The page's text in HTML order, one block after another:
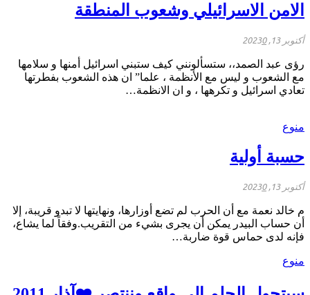
الامن الاسرائيلي وشعوب المنطقة
أكتوبر 13, 2023 0
رؤى عبد الصمد،، ستسألونني كيف ستبني اسرائيل أمنها و سلامها
مع الشعوب و ليس مع الأنظمة ، علما” ان هذه الشعوب بفطرتها
تعادي اسرائيل و تكرهها ، و ان الانظمة…
منوع
حسبة أولية
أكتوبر 13, 2023 0
م خالد نعمة مع أن الحرب لم تضع أوزارها، ونهايتها لا تبدو قريبة، إلا
أن حساب البيدر يمكن أن يجرى بشيء من التقريب.وفقاً لما يشاع،
فإنه لدى حماس قوة ضاربة…
منوع